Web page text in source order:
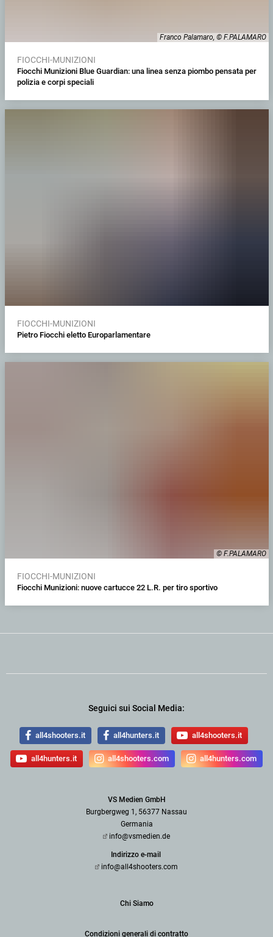
Franco Palamaro, © F.PALAMARO
FIOCCHI-MUNIZIONI
Fiocchi Munizioni Blue Guardian: una linea senza piombo pensata per
polizia e corpi speciali
FIOCCHI-MUNIZIONI
Pietro Fiocchi eletto Europarlamentare
© F.PALAMARO
FIOCCHI-MUNIZIONI
Fiocchi Munizioni: nuove cartucce 22 L.R. per tiro sportivo
Seguici sui Social Media:
all4shooters.it all4hunters.it all4shooters.it
all4hunters.it all4shooters.com all4hunters.com
VS Medien GmbH
Burgbergweg 1, 56377 Nassau
Germania
info@vsmedien.de
Indirizzo e-mail
info@all4shooters.com
Chi Siamo
Condizioni generali di contratto